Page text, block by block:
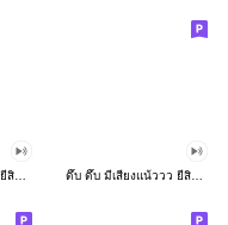
ดึ๊บ ดึ๊บ มีเสียงแน้ววว ยี่สิบเจ็ด ดึ๊บ ดึ๊บ มีเสียงแน้ววว ยี่สิบหก